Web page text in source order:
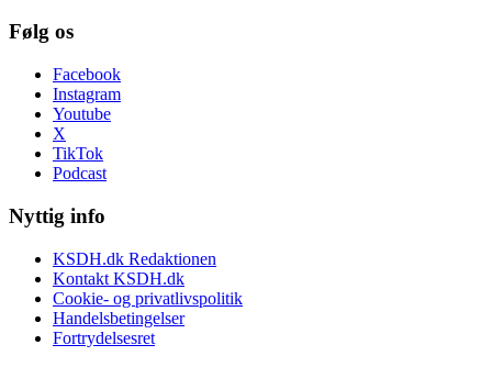
Følg os
Facebook
Instagram
Youtube
X
TikTok
Podcast
Nyttig info
KSDH.dk Redaktionen
Kontakt KSDH.dk
Cookie- og privatlivspolitik
Handelsbetingelser
Fortrydelsesret